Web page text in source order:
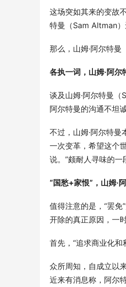
这场突如其来的变故
特曼（Sam Altman）
那么，山姆·阿尔特
各执一词，山姆·阿尔
谈及山姆·阿尔特曼
阿尔特曼的沟通不坦
不过，山姆·阿尔特
一次变革，希望这个
说。”颇耐人寻味的一
“国愁+家恨”，山姆·
值得注意的是，“罢
开除的真正原因，一
首先，“追求商业化和
众所周知，自成立以
近来有消息称，阿尔